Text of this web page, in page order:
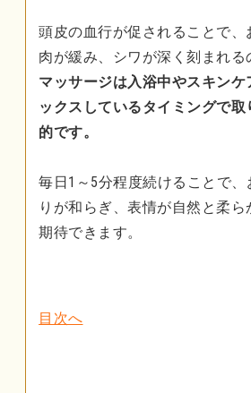
頭皮の血行が促されることで、
肉が緩み、シワが深く刻まれる
マッサージは入浴中やスキンケ
ックスしているタイミングで
的です。
毎日1～5分程度続けることで
りが和らぎ、表情が自然と柔ら
期待できます。
目次へ